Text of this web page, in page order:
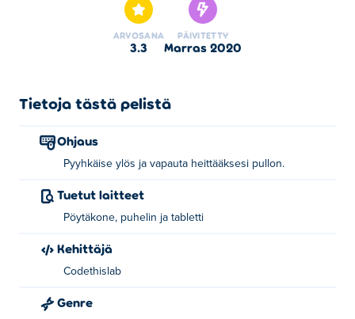
ARVOSANA
3.3
PÄIVITETTY
marras 2020
Tietoja tästä pelistä
Ohjaus
Pyyhkäise ylös ja vapauta heittääksesi pullon.
Tuetut laitteet
Pöytäkone, puhelin ja tabletti
Kehittäjä
Codethislab
Genre